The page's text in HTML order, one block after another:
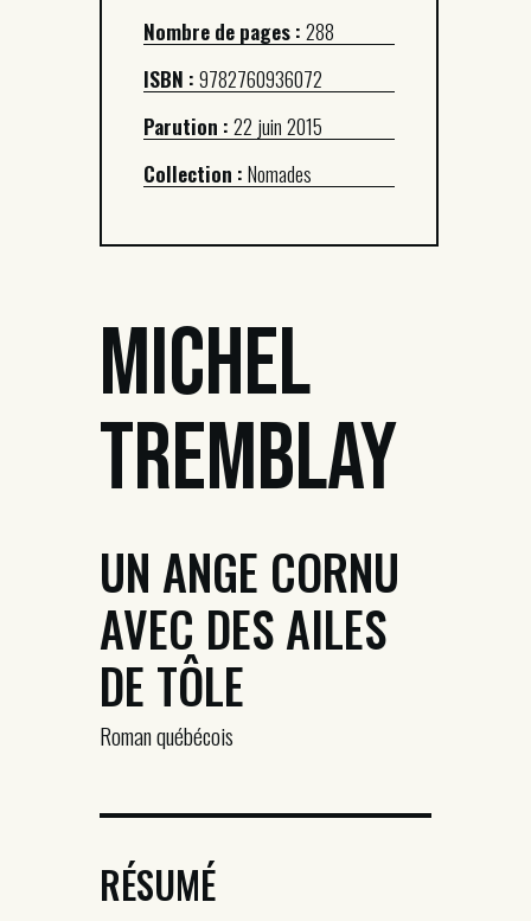
Nombre de pages :288
ISBN :9782760936072
Parution :22 juin 2015
Collection :Nomades
Michel
Tremblay
UN ANGE CORNU
AVEC DES AILES
DE TÔLE
Roman québécois
RÉSUMÉ